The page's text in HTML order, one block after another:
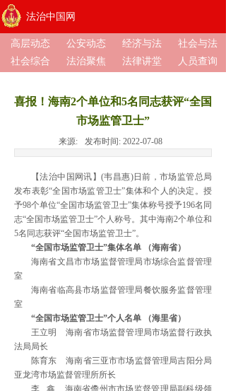
法治中国网
高层动态 公安动态 经济与法
社会与法
社会综合
法治聚焦 法律讲堂 人员查询
喜报！海南2个单位和5名同志获评“全国
市场监管卫士”
来源: 发布时间: 2022-07-08
【法治中国网讯】(韦昌惠)日前，市场监管总局
发布表彰“全国市场监管卫士”集体和个人的决定。授
予98个单位“全国市场监管卫士”集体称号授予196名同
志“全国市场监管卫士”个人称号。其中海南2个单位和
5名同志获评“全国市场监管卫士”。
“全国市场监管卫士”集体名单 （海南省）
海南省文昌市市场监督管理局市场综合监督管理
室
海南省临高县市场监督管理局餐饮服务监督管理
室
“全国市场监管卫士”个人名单 （海里省）
王立明 海南省市场监督管理局市场监督行政执
法局局长
陈育东 海南省三亚市市场监督管理局吉阳分局
亚龙湾市场监督管理所所长
李 鑫 海南省儋州市市场监督管理局副科级领